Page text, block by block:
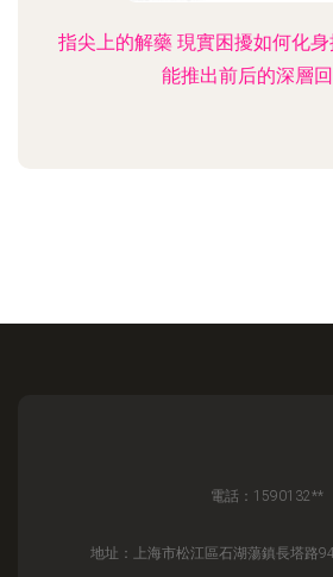
指尖上的解藥 現實困擾如何化
能推出前后的深層
電話：1590132**
地址：上海市松江區石湖蕩鎮長塔路